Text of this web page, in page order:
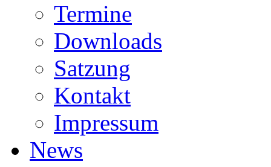
Termine
Downloads
Satzung
Kontakt
Impressum
News